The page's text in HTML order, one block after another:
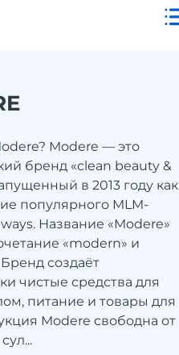
Modere — это
бренд «clean beauty &
в 2013 году как
популярного MLM-
Название «Modere»
«modern» и
создаёт
чистые средства для
питание и товары для
Modere свободна от